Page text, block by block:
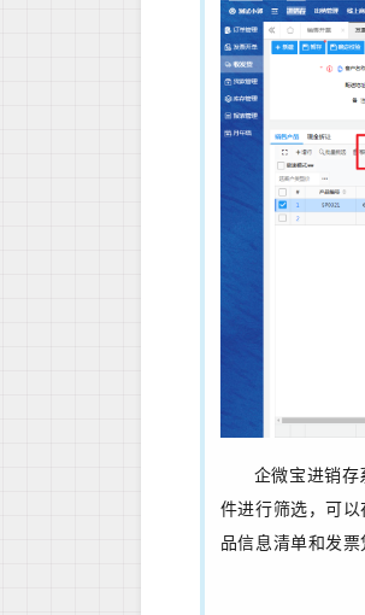
企微宝进销存
件进行筛选，可
品信息清单和发票